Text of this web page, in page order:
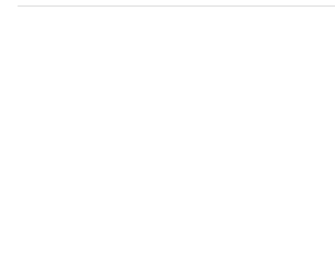
Транснефть РСПП Нефть